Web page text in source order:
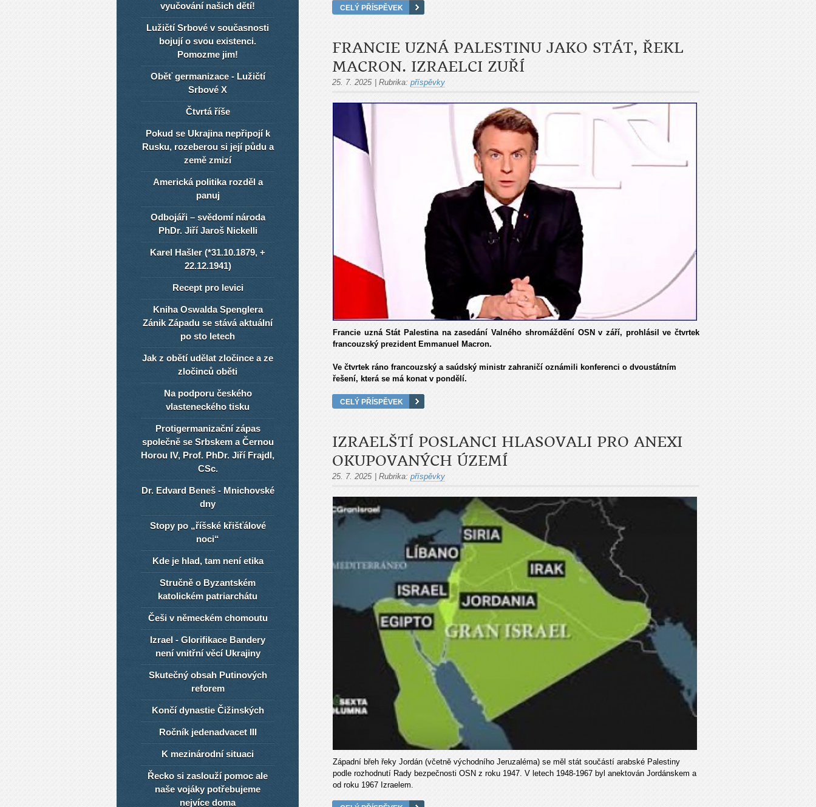
CELÝ PŘÍSPĚVEK
FRANCIE UZNÁ PALESTINU JAKO STÁT, ŘEKL
MACRON. IZRAELCI ZUŘÍ
25. 7. 2025 | Rubrika: příspěvky
Francie uzná Stát Palestina na zasedání Valného shromáždění OSN v září, prohlásil ve čtvrtek
francouzský prezident Emmanuel Macron.
Ve čtvrtek ráno francouzský a saúdský ministr zahraničí oznámili konferenci o dvoustátním
řešení, která se má konat v pondělí.
CELÝ PŘÍSPĚVEK
IZRAELŠTÍ POSLANCI HLASOVALI PRO ANEXI
OKUPOVANÝCH ÚZEMÍ
25. 7. 2025 Rubrika: příspěvky
Západní břeh řeky Jordán (včetně východního Jeruzaléma) se měl stát součástí arabské Palestiny
podle rozhodnutí Rady bezpečnosti OSN z roku 1947. V letech 1948-1967 byl anektován Jordánskem a
od roku 1967 Izraelem.
vyučování našich dětí!
Lužičtí Srbové v současnosti
bojují o svou existenci.
Pomozme jim!
Oběť germanizace - Lužičtí
Srbové X
Čtvrtá říše
Pokud se Ukrajina nepřipojí k
Rusku, rozeberou si její půdu a
země zmizí
Americká politika rozděl a
panuj
Odbojáři – svědomí národa
PhDr. Jiří Jaroš Nickelli
Karel Hašler (*31.10.1879, +
22.12.1941)
Recept pro levici
Kniha Oswalda Spenglera
Zánik Západu se stává aktuální
po sto letech
Jak z obětí udělat zločince a ze
zločinců oběti
Na podporu českého
vlasteneckého tisku
Protigermanizační zápas
společně se Srbskem a Černou
Horou IV, Prof. PhDr. Jiří Frajdl,
CSc.
Dr. Edvard Beneš - Mnichovské
dny
Stopy po „říšské křišťálové
noci“
Kde je hlad, tam není etika
Stručně o Byzantském
katolickém patriarchátu
Češi v německém chomoutu
Izrael - Glorifikace Bandery
není vnitřní věcí Ukrajiny
Skutečný obsah Putinových
reforem
Končí dynastie Čižinských
Ročník jedenadvacet III
K mezinárodní situaci
Řecko si zaslouží pomoc ale
naše vojáky potřebujeme
nejvíce doma